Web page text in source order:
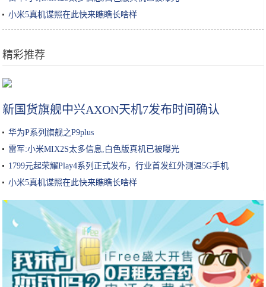
小米5真机谍照在此快来瞧瞧长啥样
精彩推荐
新国货旗舰中兴AXON天机7发布时间确认
华为P系列旗舰之P9plus
雷军:小米MIX2S太多信息,白色版真机已被曝光
1799元起荣耀Play4系列正式发布，行业首发红外测温5G手机
小米5真机谍照在此快来瞧瞧长啥样